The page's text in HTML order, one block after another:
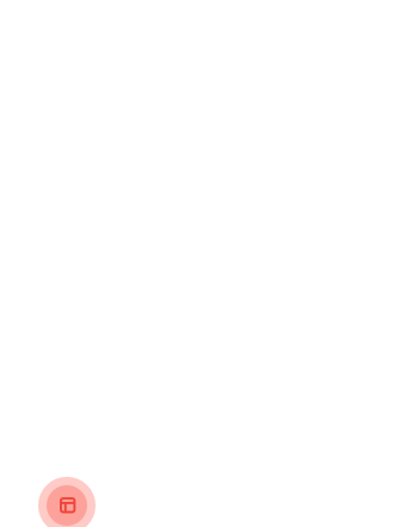
layout_alt